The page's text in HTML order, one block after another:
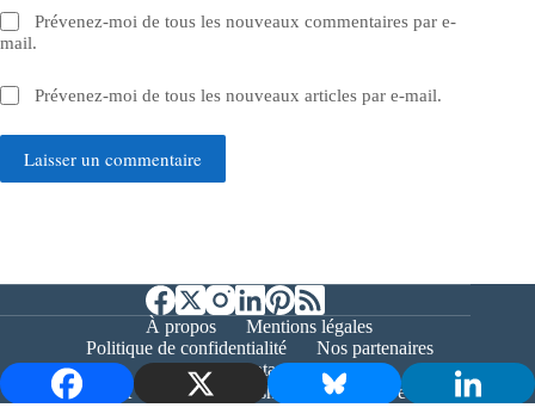
Prévenez-moi de tous les nouveaux commentaires par e-
mail.
Prévenez-moi de tous les nouveaux articles par e-mail.
Laisser un commentaire
À propos
Mentions légales
Politique de confidentialité
Nos partenaires
Contact
Copyright © 2026 - Bernieshoot.fr Journal Web